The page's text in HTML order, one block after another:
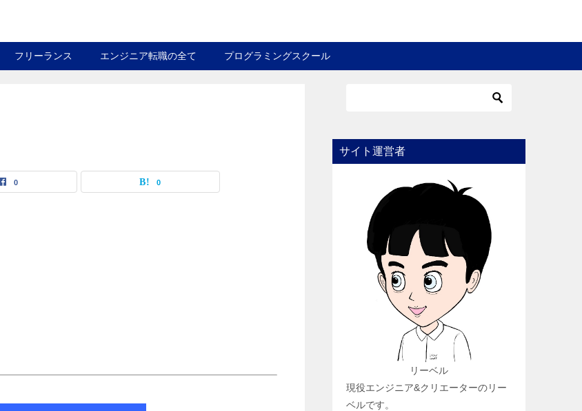
フリーランス エンジニア転職の全て プログラミングスクール
0 0
サイト運営者
リーベル
現役エンジニア&クリエーターのリー
ベルです。